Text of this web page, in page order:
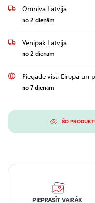
Omniva Latvijā
no 2 dienām
Venipak Latvijā
no 2 dienām
Piegāde visā Eiropā un
no 7 dienām
ŠO
PIEPRASĪT VAIRĀK